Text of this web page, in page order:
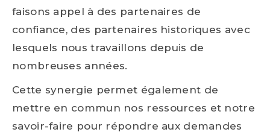
faisons appel à des partenaires de
confiance, des partenaires historiques avec
lesquels nous travaillons depuis de
nombreuses années.
Cette synergie permet également de
mettre en commun nos ressources et notre
savoir-faire pour répondre aux demandes